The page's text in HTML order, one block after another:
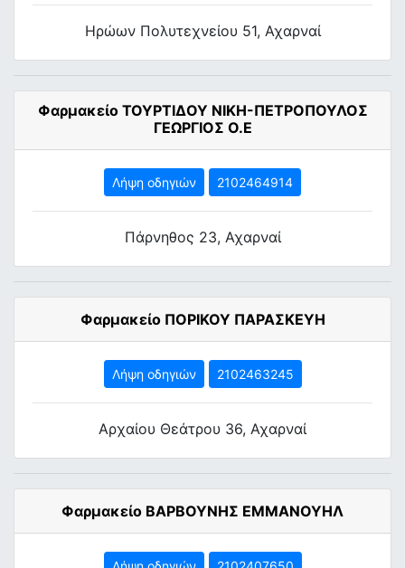
Ηρώων Πολυτεχνείου 51, Αχαρναί
Φαρμακείο ΤΟΥΡΤΙΔΟΥ ΝΙΚΗ-ΠΕΤΡΟΠΟΥΛΟΣ
ΓΕΩΡΓΙΟΣ Ο.Ε
Λήψη οδηγιών 2102464914
Πάρνηθος 23, Αχαρναί
Φαρμακείο ΠΟΡΙΚΟΥ ΠΑΡΑΣΚΕΥΗ
Λήψη οδηγιών 2102463245
Αρχαίου Θεάτρου 36, Αχαρναί
Φαρμακείο ΒΑΡΒΟΥΝΗΣ ΕΜΜΑΝΟΥΗΛ